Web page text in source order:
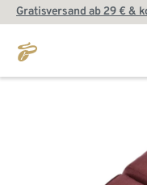
Gratisversand ab 29 € &